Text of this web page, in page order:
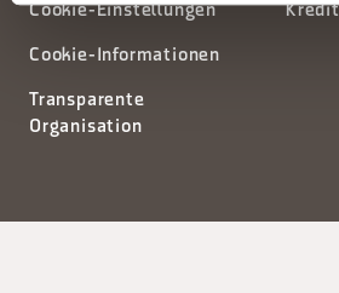
Cookie-Einstellungen
Cookie-Informationen
Transparente
Organisation